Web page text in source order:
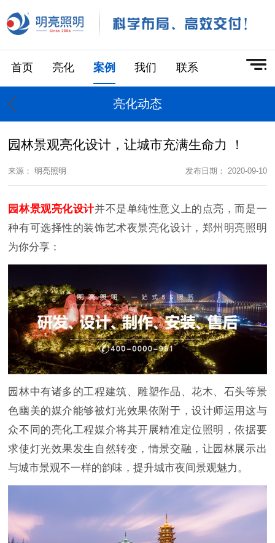
首页 亮化 案例 我们 联系
亮化动态
园林景观亮化设计，让城市充满生命力 ！
来源：明亮照明 发布日期： 2020-09-10
园林景观亮化设计并不是单纯性意义上的点亮，而是一
种有可选择性的装饰艺术夜景亮化设计，郑州明亮照明
为你分享：
园林中有诸多的工程建筑、雕塑作品、花木、石头等景
色幽美的媒介能够被灯光效果依附于，设计师运用这与
众不同的亮化工程媒介将其开展精准定位照明，依据要
求使灯光效果发生自然转变，情景交融，让园林展示出
与城市景观不一样的韵味，提升城市夜间景观魅力。